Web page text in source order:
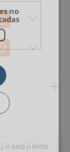
ir kaip ji kinta
no